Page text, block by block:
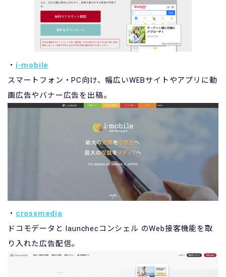
・ i-mobile
スマートフォン・PC向け、幅広いWEBサイトやアプリに動
画広告やバナー広告を出稿。
・ crossmedia
ドコモデータと launchecコンシェル のWeb接客機能を取
り入れた広告配信。